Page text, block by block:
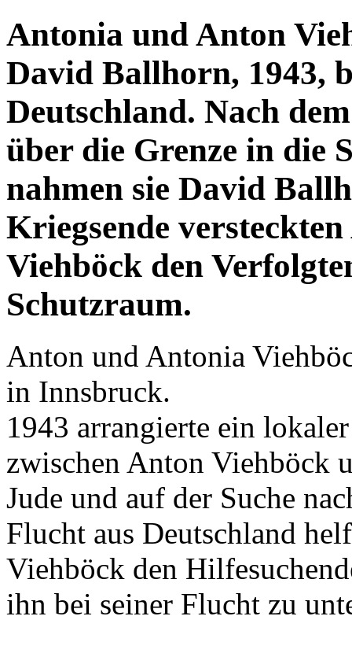
Antonia und Anton
David Ballhorn, 1943,
Deutschland. Nach
über die Grenze in die
nahmen sie David
Kriegsende
Viehböck den
Schutzraum.
Anton und Antonia
in Innsbruck.
1943 arrangierte ein
zwischen Anton Viehböck
Jude und auf der Suche
Flucht aus Deutschland
Viehböck den
ihn bei seiner Flucht zu